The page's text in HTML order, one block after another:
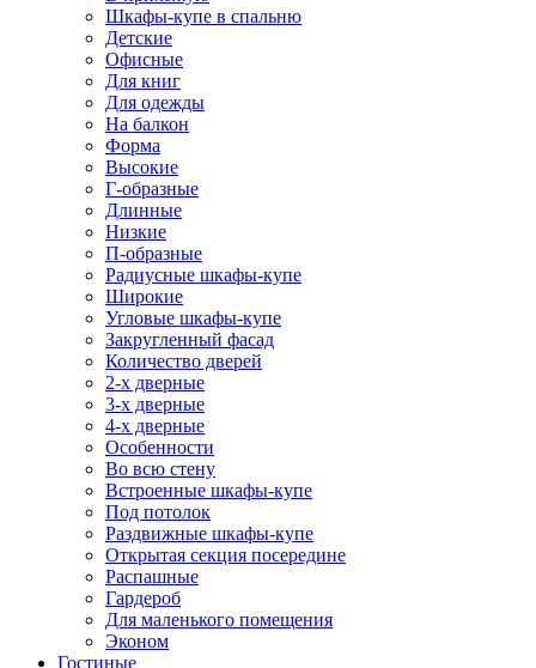
Шкафы-купе в спальню
Детские
Офисные
Для книг
Для одежды
На балкон
Форма
Высокие
Г-образные
Длинные
Низкие
П-образные
Радиусные шкафы-купе
Широкие
Угловые шкафы-купе
Закругленный фасад
Количество дверей
2-х дверные
3-х дверные
4-х дверные
Особенности
Во всю стену
Встроенные шкафы-купе
Под потолок
Раздвижные шкафы-купе
Открытая секция посередине
Распашные
Гардероб
Для маленького помещения
Эконом
Гостиные